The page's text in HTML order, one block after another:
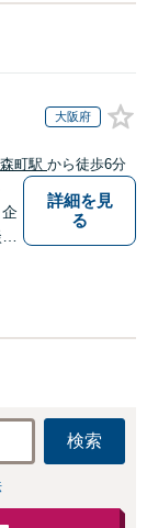
大阪府
町駅 から徒歩6分
詳細を見
る
検索